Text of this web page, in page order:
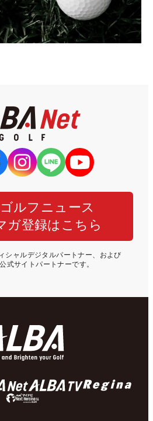
ルフニュース
ガ登録はこちら
シャルデジタルパートナー、および
式サイトパートナーです。